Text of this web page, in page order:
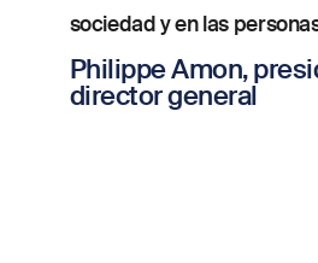
sociedad y en las
Philippe Amon,
director general